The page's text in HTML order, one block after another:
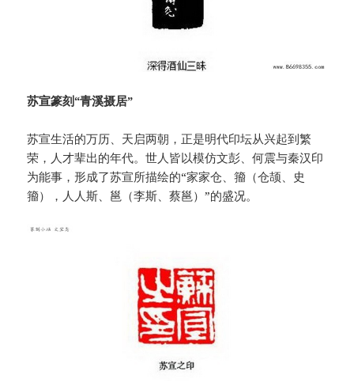
苏宣篆刻“青溪摄居”
苏宣生活的万历、天启两朝，正是明代印坛从兴起到繁
荣，人才辈出的年代。世人皆以模仿文彭、何震与秦汉印
为能事，形成了苏宣所描绘的“家家仓、籀（仓颉、史
籀），人人斯、邕（李斯、蔡邕）”的盛况。